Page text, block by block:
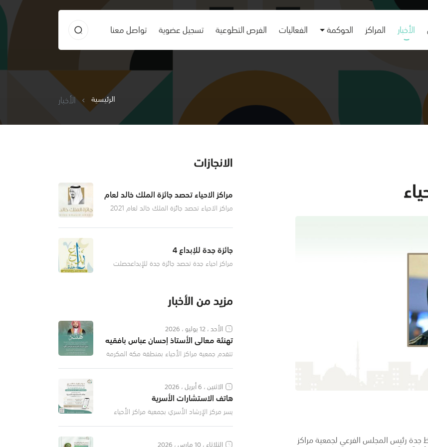
الأخبار المراكز الحوكمة الفعاليات الفرص التطوعية تسجيل عضوية تواصل معنا
الرئيسية الأخبار
رئيس المجلس الفرعي لجمعية مراكز
الانجازات
مراكز الاحياء تحصد جائزة الملك خالد لعام
2021 مراكز الاحياء تحصد جائزة الملك خالد لعام 2021
بن عبد العزيز مستشار خادم الحرمين الشريفين
جائزة جدة للإبداع 4
مراكز احياء جدة تحصد جائزة جدة للإبداعحصلت
خلال تكريم الفائزين بالجائزة في نسختها الراب
مزيد من الأخبار
الأحد ، 12 يوليو ، 2026
تهنئة معالي الأستاذ إحسان عباس بافقيه
تتقدم جمعية مراكز الأحياء بمنطقة مكة المكرمة
الملكي الكريم بتعيينه أمينًا لمحافظة جدة بالمر
الاثنين ، 6 أبريل ، 2026
هاتف الاستشارات الأسرية
يسر مركز الإرشاد الأسري بجمعية مراكز الأحياء
..وكل عام وانتم بخير
الثلاثاء ، 10 مارس ، 2026